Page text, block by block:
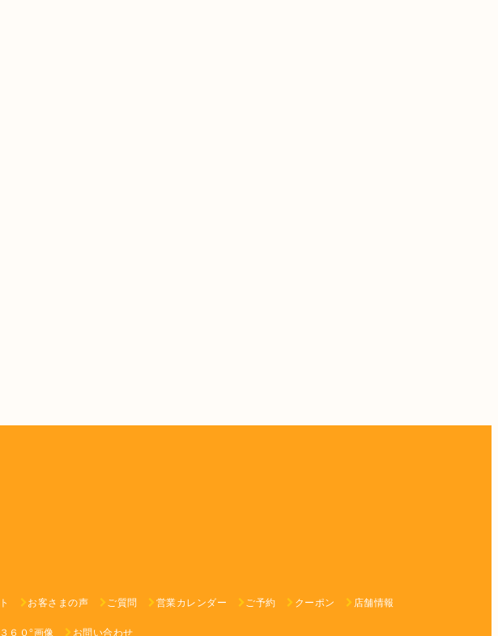
お客さまの声 ご質問 営業カレンダー ご予約 クーポン 店舗情報
６０°画像 お問い合わせ